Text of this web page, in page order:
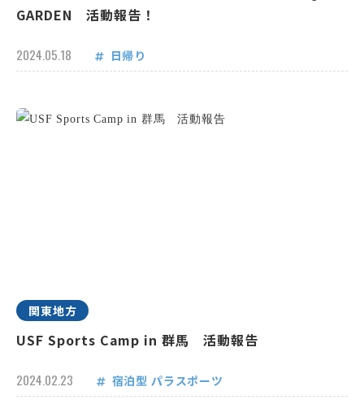
GARDEN 活動報告！
2024.05.18 日帰り
関東地方
USF Sports Camp in 群馬 活動報告
2024.02.23 宿泊型 パラスポーツ